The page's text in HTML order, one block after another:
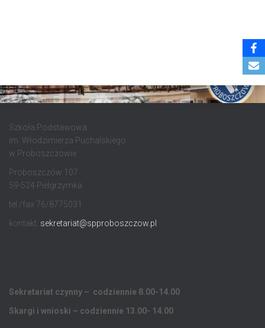
Szkoła Podstawowa
im. Włodzimierza Puchalskiego
w Proboszczowie
Proboszczów 107
59-524 Pielgrzymka
tel./fax 76/8775031
kontakt: sekretariat@spproboszczow.pl
Sekretariat czynny – codziennie 8.00-14.00
Skargi i wnioski – codziennie 13.00- 14.00